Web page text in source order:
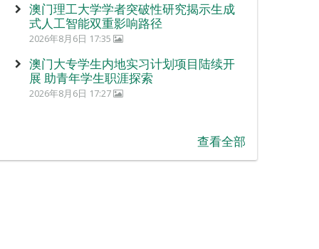
澳门理工大学学者突破性研究揭示生成
式人工智能双重影响路径
2026年8月6日 17:35
澳门大专学生内地实习计划项目陆续开
展 助青年学生职涯探索
2026年8月6日 17:27
查看全部